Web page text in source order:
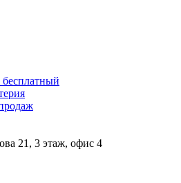
бесплатный
21, 3 этаж, офис 4